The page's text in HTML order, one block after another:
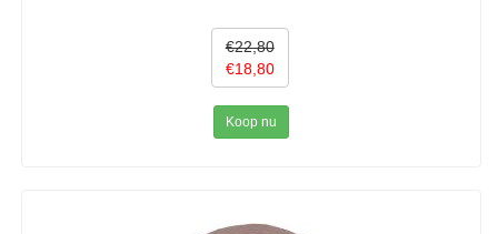
€22,80
€18,80
Koop nu